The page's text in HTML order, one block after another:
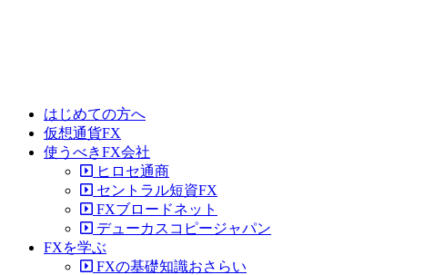
はじめての方へ
仮想通貨FX
使うべきFX会社
ヒロセ通商
セントラル短資FX
FXブロードネット
デューカスコピージャパン
FXを学ぶ
FXの基礎知識おさらい